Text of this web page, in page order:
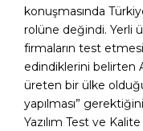
konuşmasında
rolüne değindi. Yerli
firmaların test
edindiklerini belirten
üreten bir ülke
yapılması”
Yazılım Test ve